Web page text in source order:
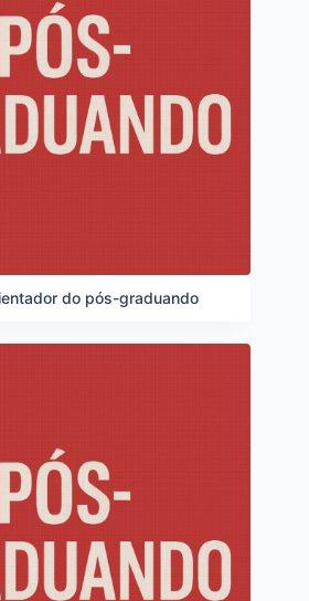
do pós-graduando